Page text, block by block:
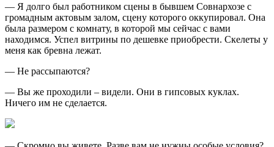
— Я долго был работником сцены в бывшем Совнархозе с
громадным актовым залом, сцену которого оккупировал. Она
была размером с комнату, в которой мы сейчас с вами
находимся. Успел витрины по дешевке приобрести. Скелеты у
меня как бревна лежат.
— Не рассыпаются?
— Вы же проходили – видели. Они в гипсовых куклах.
Ничего им не сделается.